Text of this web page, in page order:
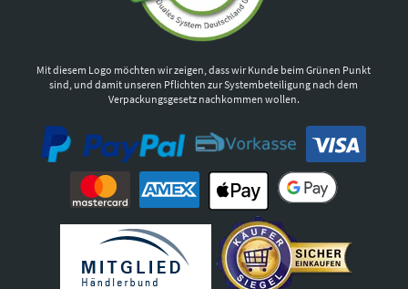
Mit diesem Logo möchten wir zeigen, dass wir Kunde beim Grünen Punkt
sind, und damit unseren Pflichten zur Systembeteiligung nach dem
Verpackungsgesetz nachkommen wollen.